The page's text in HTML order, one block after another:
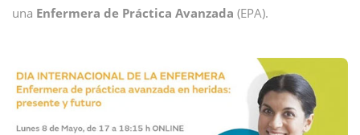
una Enfermera de Práctica Avanzada (EPA).